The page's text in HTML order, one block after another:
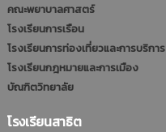
คณะพยาบาลศาสตร์
โรงเรียนการเรือน
โรงเรียนการท่องเที่ยวและการบริการ
โรงเรียนกฎหมายและการเมือง
บัณฑิตวิทยาลัย
โรงเรียนสาธิต